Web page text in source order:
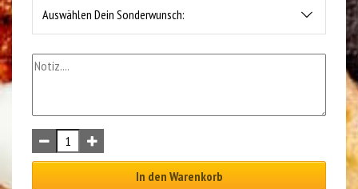
Auswählen Dein Sonderwunsch:
In den Warenkorb